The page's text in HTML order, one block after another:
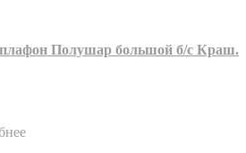
Полушар большой б/с Краш.